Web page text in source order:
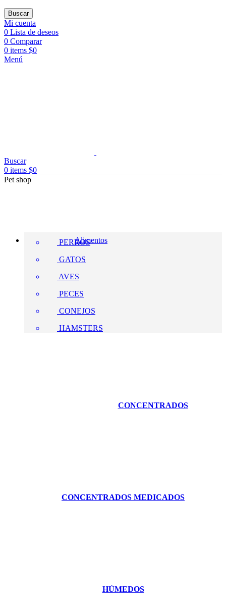
Buscar
Mi cuenta
0 Lista de deseos
0 Comparar
0 items $0
Menú
Buscar
0 items $0
Pet shop
Alimentos
PERROS
GATOS
AVES
PECES
CONEJOS
HAMSTERS
CONCENTRADOS
CONCENTRADOS MEDICADOS
HÚMEDOS